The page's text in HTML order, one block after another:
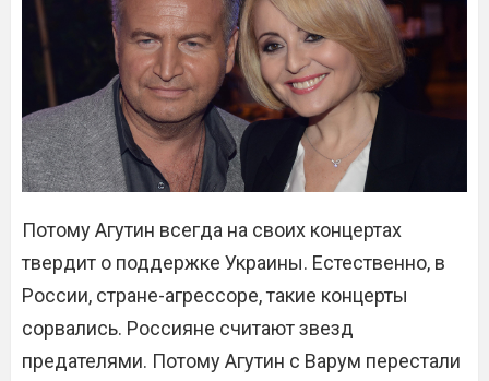
Потому Агутин всегда на своих концертах
твердит о поддержке Украины. Естественно, в
России, стране-агрессоре, такие концерты
сорвались. Россияне считают звезд
предателями. Потому Агутин с Варум перестали